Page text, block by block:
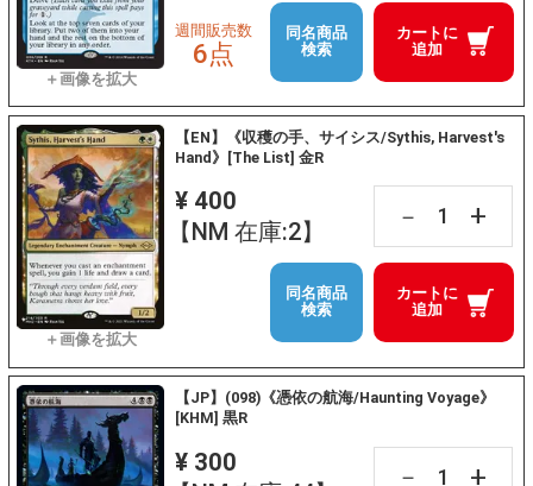
カートに
追加
週間販売数
6点
同名商品
検索
【EN】《収穫の手、サイシス/Sythis, Harvest's
Hand》[The List] 金R
¥ 400
【NM 在庫:2】
－ +
カートに
追加
同名商品
検索
【JP】(098)《憑依の航海/Haunting Voyage》
[KHM] 黒R
¥ 300
－ +